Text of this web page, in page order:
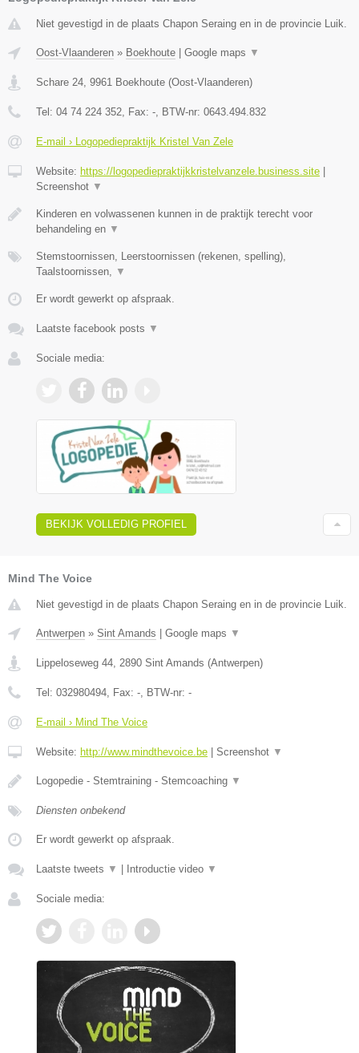
Niet gevestigd in de plaats Chapon Seraing en in de provincie Luik.
Oost-Vlaanderen » Boekhoute | Google maps ▼
Schare 24 9961 Boekhoute (Oost-Vlaanderen)
Tel: 04 74 224 352 , Fax: - , BTW-nr: 0643.494.832
E-mail › Logopediepraktijk Kristel Van Zele
Website: https://logopediepraktijkkristelvanzele.business.site |
Screenshot ▼
Kinderen en volwassenen kunnen in de praktijk terecht voor
behandeling en ▼
Stemstoornissen, Leerstoornissen (rekenen, spelling),
Taalstoornissen,
▼
Er wordt gewerkt op afspraak.
Laatste facebook posts ▼
Sociale media:
BEKIJK VOLLEDIG PROFIEL
Mind The Voice
Niet gevestigd in de plaats Chapon Seraing en in de provincie Luik.
Antwerpen » Sint Amands Google maps ▼
Lippeloseweg 44 2890 Sint Amands (Antwerpen)
Tel: 032980494 , Fax: - , BTW-nr: -
E-mail › Mind The Voice
Website: http://www.mindthevoice.be Screenshot ▼
Logopedie - Stemtraining - Stemcoaching ▼
Diensten onbekend
Er wordt gewerkt op afspraak.
Laatste tweets ▼ Introductie video ▼
Sociale media: